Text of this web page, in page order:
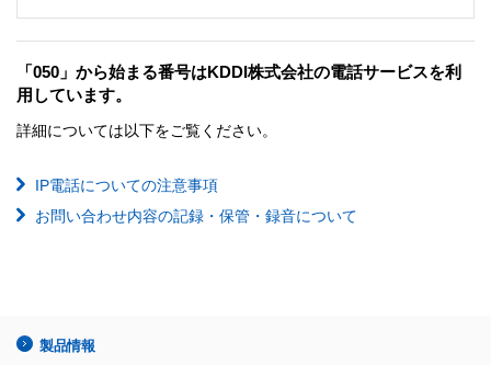
「050」から始まる番号はKDDI株式会社の電話サービスを利
用しています。
詳細については以下をご覧ください。
IP電話についての注意事項
お問い合わせ内容の記録・保管・録音について
製品情報